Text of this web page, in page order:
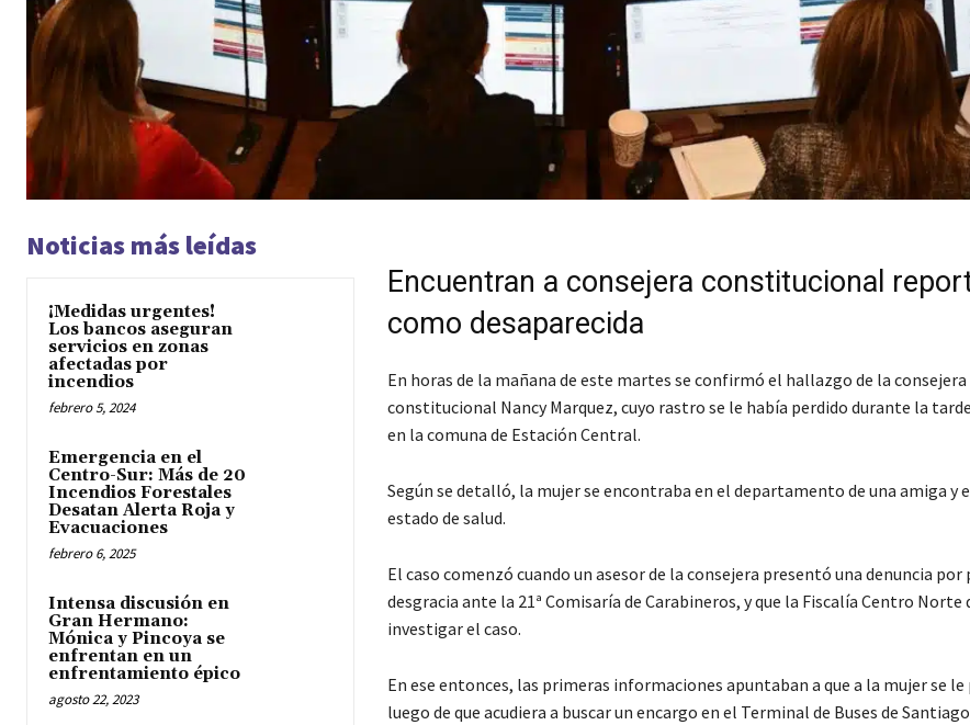
Noticias más leídas
¡Medidas urgentes!
Los bancos aseguran
servicios en zonas
afectadas por
incendios
febrero 5, 2024
Emergencia en el
Centro-Sur: Más de 20
Incendios Forestales
Desatan Alerta Roja y
Evacuaciones
febrero 6, 2025
Intensa discusión en
Gran Hermano:
Mónica y Pincoya se
enfrentan en un
enfrentamiento épico
agosto 22, 2023
Encuentran a consejera constitucional
como desaparecida
En horas de la mañana de este martes se confirmó el hallazgo de la consejera
constitucional Nancy Marquez, cuyo rastro se le había perdido durante la
en la comuna de Estación Central.
Según se detalló, la mujer se encontraba en el departamento de una amiga y
estado de salud.
El caso comenzó cuando un asesor de la consejera presentó una denuncia por
desgracia ante la 21ª Comisaría de Carabineros, y que la Fiscalía Centro Norte
investigar el caso.
En ese entonces, las primeras informaciones apuntaban a que a la mujer se
luego de que acudiera a buscar un encargo en el Terminal de Buses de